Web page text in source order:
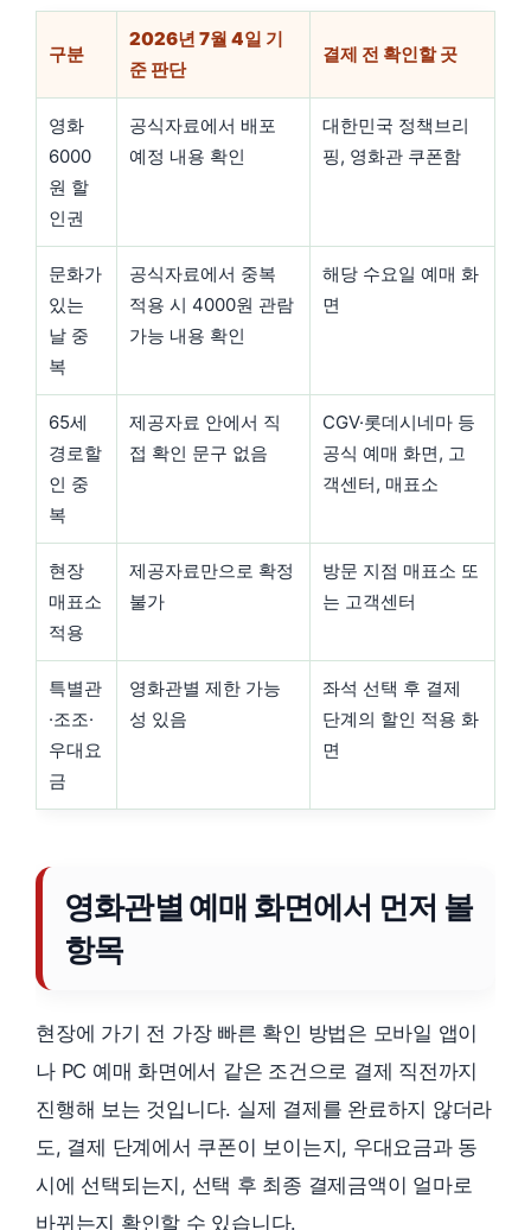
구분
2026년 7월 4일 기
준 판단
결제 전 확인할 곳
영화
6000
원 할
인권
공식자료에서 배포
예정 내용 확인
대한민국 정책브리
핑, 영화관 쿠폰함
문화가
있는
날 중
복
공식자료에서 중복
적용 시 4000원 관람
가능 내용 확인
해당 수요일 예매 화
면
65세
경로할
인 중
복
제공자료 안에서 직
접 확인 문구 없음
CGV·롯데시네마 등
공식 예매 화면, 고
객센터, 매표소
현장
매표소
적용
제공자료만으로 확정
불가
방문 지점 매표소 또
는 고객센터
특별관
·조조·
우대요
금
영화관별 제한 가능
성 있음
좌석 선택 후 결제
단계의 할인 적용 화
면
영화관별 예매 화면에서 먼저 볼
항목
현장에 가기 전 가장 빠른 확인 방법은 모바일 앱이
나 PC 예매 화면에서 같은 조건으로 결제 직전까지
진행해 보는 것입니다. 실제 결제를 완료하지 않더라
도, 결제 단계에서 쿠폰이 보이는지, 우대요금과 동
시에 선택되는지, 선택 후 최종 결제금액이 얼마로
바뀌는지 확인할 수 있습니다.